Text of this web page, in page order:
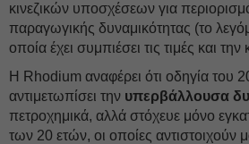
κινεζικών υποσχέσεων για
παραγωγικής δυναμικότητας (το
οποία έχει συμπιέσει τις τιμές και
Η Rhodium αναφέρει ότι οδηγία του
αντιμετωπίσει την υπερβάλλουσα
πετροχημικά, αλλά στόχευε μόνο
των 20 ετών, οι οποίες αντιστοιχούν